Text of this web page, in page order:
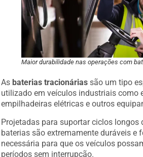
Maior durabilidade nas operações com
As baterias tracionárias são um tipo
utilizado em veículos industriais como
empilhadeiras elétricas e outros
Projetadas para suportar ciclos longos
baterias são extremamente duráveis e
necessária para que os veículos
períodos sem interrupção.